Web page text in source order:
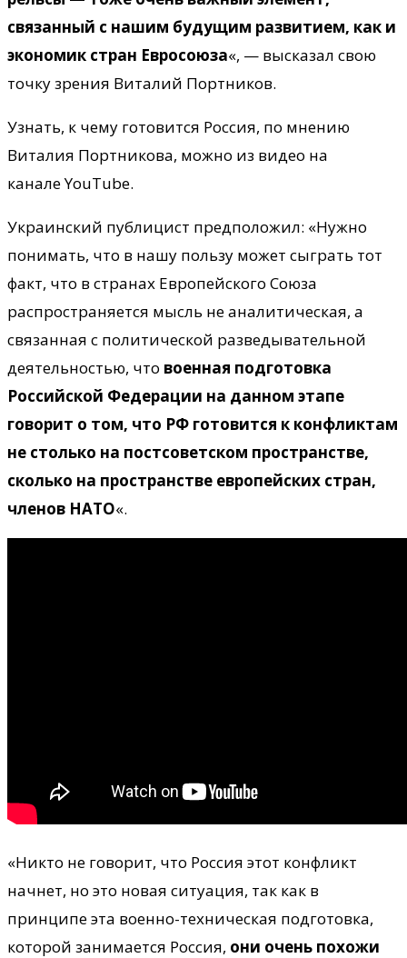
связанный с нашим будущим развитием, как и
экономик стран Евросоюза«, — высказал свою
точку зрения Виталий Портников.
Узнать, к чему готовится Россия, по мнению
Виталия Портникова, можно из видео на
канале YouTube.
Украинский публицист предположил: «Нужно
понимать, что в нашу пользу может сыграть тот
факт, что в странах Европейского Союза
распространяется мысль не аналитическая, а
связанная с политической разведывательной
деятельностью, что военная подготовка
Российской Федерации на данном этапе
говорит о том, что РФ готовится к конфликтам
не столько на постсоветском пространстве,
сколько на пространстве европейских стран,
членов НАТО«.
«Никто не говорит, что Россия этот конфликт
начнет, но это новая ситуация, так как в
принципе эта военно-техническая подготовка,
которой занимается Россия, они очень похожи